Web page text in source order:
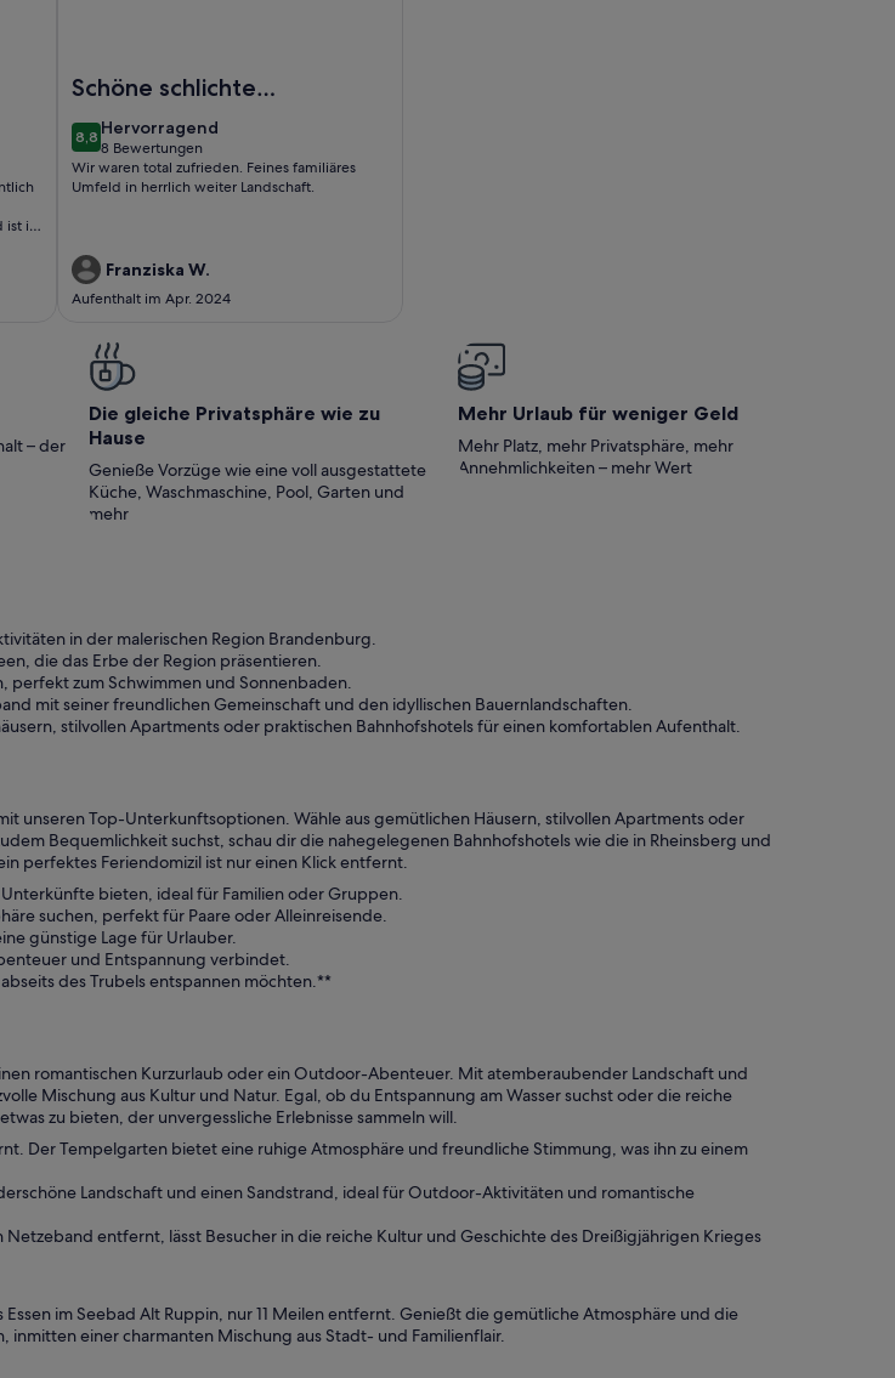
ist in
Schöne schlichte
Unterkunft
8,88,8 von 10
Hervorragend
hervorragend
8 Bewertungen
(8
bewertungen)
Wir waren total zufrieden. Feines familiäres
Umfeld in herrlich weiter Landschaft.
Franziska W.
Aufenthalt im Apr. 2024
– der
Die gleiche Privatsphäre wie zu
Hause
Genieße Vorzüge wie eine voll ausgestattete
Küche, Waschmaschine, Pool, Garten und
mehr
Mehr Urlaub für weniger Geld
Mehr Platz, mehr Privatsphäre, mehr
Annehmlichkeiten – mehr Wert
in der malerischen Region Brandenburg.
die das Erbe der Region präsentieren.
perfekt zum Schwimmen und Sonnenbaden.
mit seiner freundlichen Gemeinschaft und den idyllischen Bauernlandschaften.
stilvollen Apartments oder praktischen Bahnhofshotels für einen komfortablen Aufenthalt.
unseren Top-Unterkunftsoptionen. Wähle aus gemütlichen Häusern, stilvollen Apartments oder
Bequemlichkeit suchst, schau dir die nahegelegenen Bahnhofshotels wie die in Rheinsberg und
perfektes Feriendomizil ist nur einen Klick entfernt.
bieten, ideal für Familien oder Gruppen.
suchen, perfekt für Paare oder Alleinreisende.
günstige Lage für Urlauber.
und Entspannung verbindet.
des Trubels entspannen möchten.**
romantischen Kurzurlaub oder ein Outdoor-Abenteuer. Mit atemberaubender Landschaft und
Mischung aus Kultur und Natur. Egal, ob du Entspannung am Wasser suchst oder die reiche
zu bieten, der unvergessliche Erlebnisse sammeln will.
Der Tempelgarten bietet eine ruhige Atmosphäre und freundliche Stimmung, was ihn zu einem
Landschaft und einen Sandstrand, ideal für Outdoor-Aktivitäten und romantische
Netzeband entfernt, lässt Besucher in die reiche Kultur und Geschichte des Dreißigjährigen Krieges
im Seebad Alt Ruppin, nur 11 Meilen entfernt. Genießt die gemütliche Atmosphäre und die
einer charmanten Mischung aus Stadt- und Familienflair.